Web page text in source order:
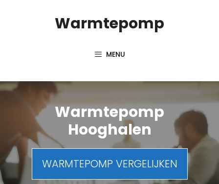
Warmtepomp
MENU
Warmtepomp
Hooghalen
WARMTEPOMP VERGELIJKEN